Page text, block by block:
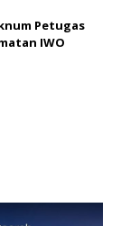
Petugas
IWO